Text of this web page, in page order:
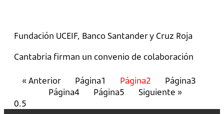
Fundación UCEIF, Banco Santander y Cruz Roja
Cantabria firman un convenio de colaboración
« Anterior Página1 Página2 Página3
Página4 Página5 Siguiente »